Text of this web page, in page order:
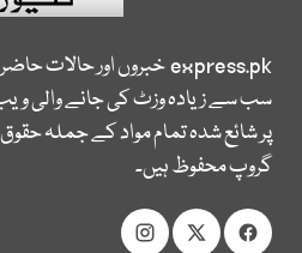
express.pkخبروں اور حالات
سب سے زیادہ وزٹ کی جانے والی
پر شائع شدہ تمام مواد کے جملہ
گروپ محفوظ ہیں۔